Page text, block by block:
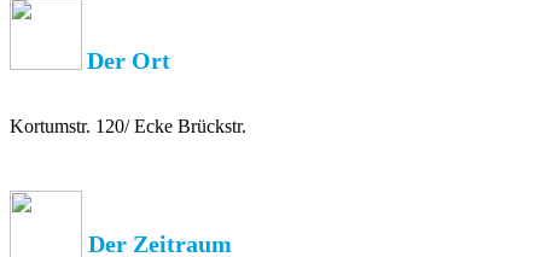
Der Ort
Kortumstr. 120/ Ecke Brückstr.
Der Zeitraum